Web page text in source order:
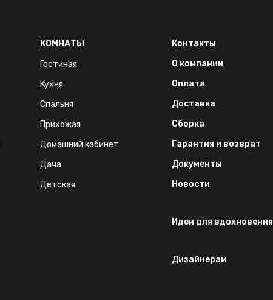
КОМНАТЫ
Гостиная
Кухня
Спальня
Прихожая
Домашний кабинет
Дача
Детская
Контакты
О компании
Оплата
Доставка
Сборка
Гарантия и возврат
Документы
Новости
Идеи для вдохновения
Дизайнерам